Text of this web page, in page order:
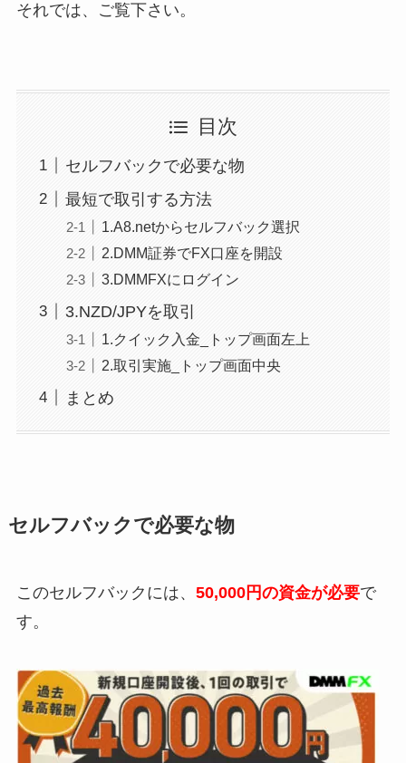
それでは、ご覧下さい。
目次
セルフバックで必要な物
最短で取引する方法
1.A8.netからセルフバック選択
2.DMM証券でFX口座を開設
3.DMMFXにログイン
3.NZD/JPYを取引
1.クイック入金_トップ画面左上
2.取引実施_トップ画面中央
まとめ
セルフバックで必要な物
このセルフバックには、 50,000円の資金が必要で
す。